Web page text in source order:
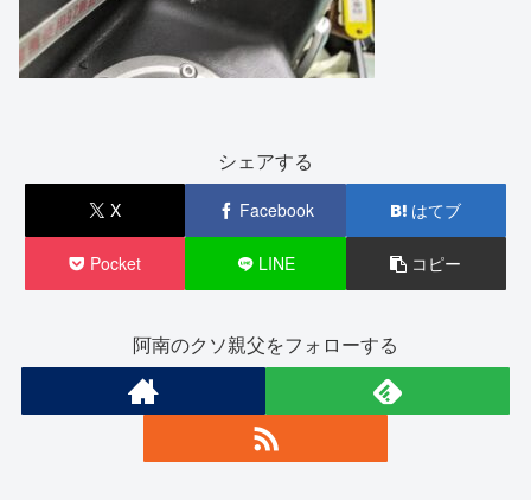
シェアする
X Facebook はてブ
Pocket LINE コピー
阿南のクソ親父をフォローする